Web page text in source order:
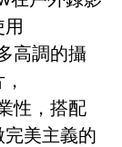
高調的攝
性，搭配
美主義的